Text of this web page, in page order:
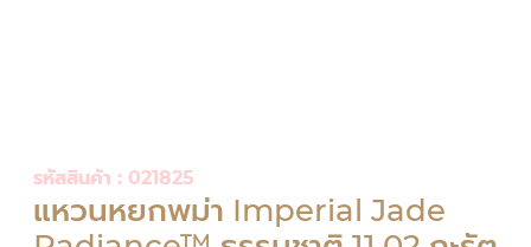
รหัสสินค้า : 021825
แหวนหยกพม่า Imperial Jade